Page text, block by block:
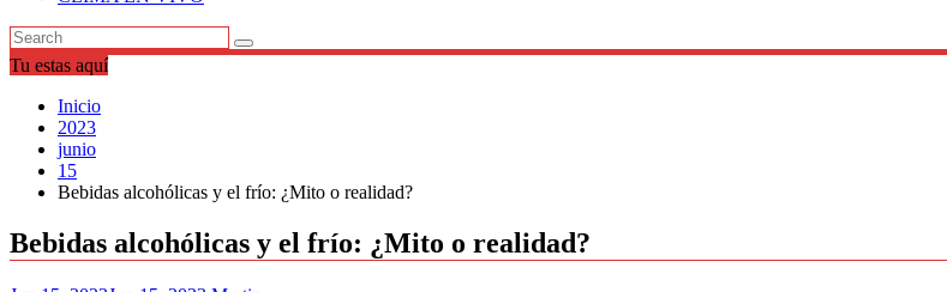
Tu estas aquí
Inicio
2023
junio
15
Bebidas alcohólicas y el frío: ¿Mito o realidad?
Bebidas alcohólicas y el frío: ¿Mito o realidad?